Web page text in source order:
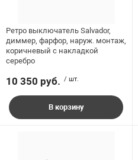
Ретро выключатель Salvador,
диммер, фарфор, наруж. монтаж,
коричневый с накладкой
серебро
10 350 руб. / шт.
В корзину